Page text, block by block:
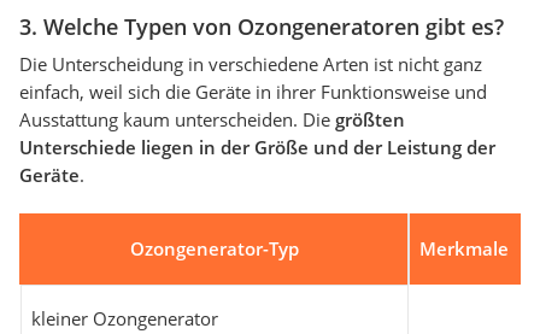
3. Welche Typen von Ozongeneratoren gibt es?
Die Unterscheidung in verschiedene Arten ist nicht ganz
einfach, weil sich die Geräte in ihrer Funktionsweise und
Ausstattung kaum unterscheiden. Die größten
Unterschiede liegen in der Größe und der Leistung der
Geräte.
Ozongenerator-Typ Merkmale
kleiner Ozongenerator